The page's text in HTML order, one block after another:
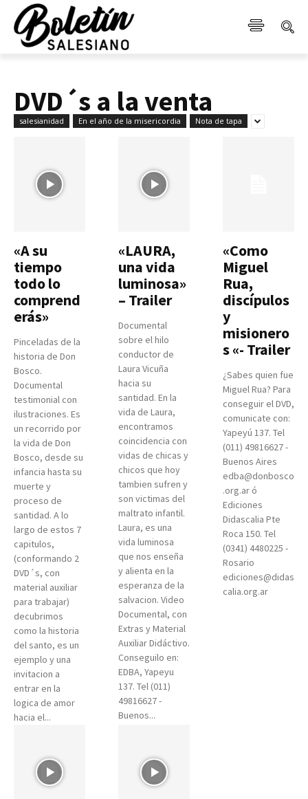
DVD´s a la venta
salesianidad En el año de la misericordia Nota de tapa
«A su
tiempo
todo lo
comprend
erás»
Pinceladas de la
historia de Don
Bosco.
Documental
testimonial con
ilustraciones. Es
un recorrido por
la vida de Don
Bosco, desde su
infancia hasta su
muerte y
proceso de
santidad. A lo
largo de estos 7
capitulos,
(conformando 2
DVD´s, con
material auxiliar
para trabajar)
decubrimos
como la historia
del santo, es un
ejemplo y una
invitacion a
entrar en la
logica de amor
hacia el...
«LAURA,
una vida
luminosa»
– Trailer
Documental
sobre el hilo
conductor de
Laura Vicuña
hacia su
santidad. En la
vida de Laura,
encontramos
coincidencia con
vidas de chicas y
chicos que hoy
tambien sufren y
son victimas del
maltrato infantil.
Laura, es una
vida luminosa
que nos enseña
y alienta en la
esperanza de la
salvacion. Video
Documental, con
Extras y Material
Auxiliar Didáctivo.
Conseguilo en:
EDBA, Yapeyu
137. Tel (011)
49816627 -
Buenos...
«Como
Miguel
Rua,
discípulos
y
misionero
s «- Trailer
¿Sabes quien fue
Miguel Rua? Para
conseguir el DVD,
comunicate con:
Yapeyú 137. Tel
(011) 49816627 -
Buenos Aires
edba@donbosco
.org.ar ó
Ediciones
Didascalia Pte
Roca 150. Tel
(0341) 4480225 -
Rosario
ediciones@didas
calia.org.ar